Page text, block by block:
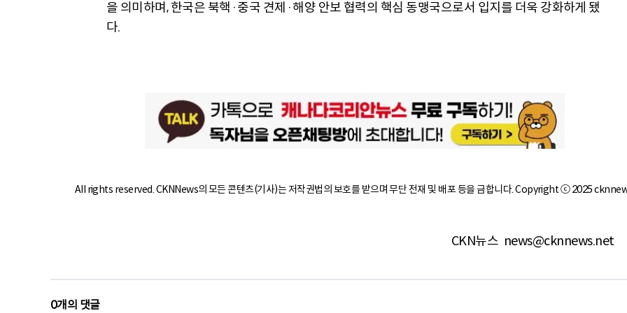
을 의미하며, 한국은 북핵·중국 견제·해양 안보 협력의 핵심 동맹국으로서 입지를 더욱 강화하게 됐
다.
All rights reserved. CKNNews의 모든 콘텐츠(기사)는 저작권법의 보호를 받으며 무단 전재 및 배포 등을 금합니다. Copyright ⓒ 2025
CKN뉴스 news@cknnews.net
0개의 댓글